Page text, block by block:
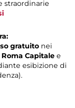
straordinarie
gratuito nei
Capitale e
esibizione di